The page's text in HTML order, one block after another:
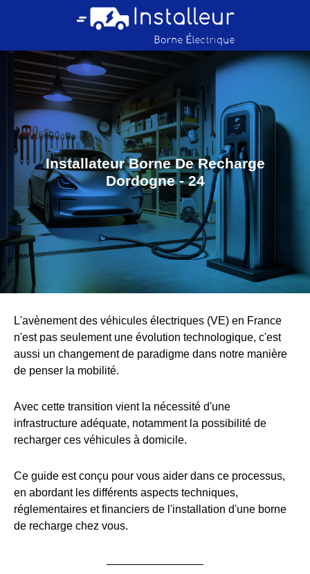
Installateur Borne De Recharge
Dordogne - 24
L'avènement des véhicules électriques (VE) en France
n'est pas seulement une évolution technologique, c'est
aussi un changement de paradigme dans notre manière
de penser la mobilité.
Avec cette transition vient la nécessité d'une
infrastructure adéquate, notamment la possibilité de
recharger ces véhicules à domicile.
Ce guide est conçu pour vous aider dans ce processus,
en abordant les différents aspects techniques,
réglementaires et financiers de l'installation d'une borne
de recharge chez vous.